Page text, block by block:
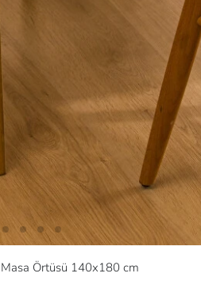
Masa Örtüsü 140x180 cm